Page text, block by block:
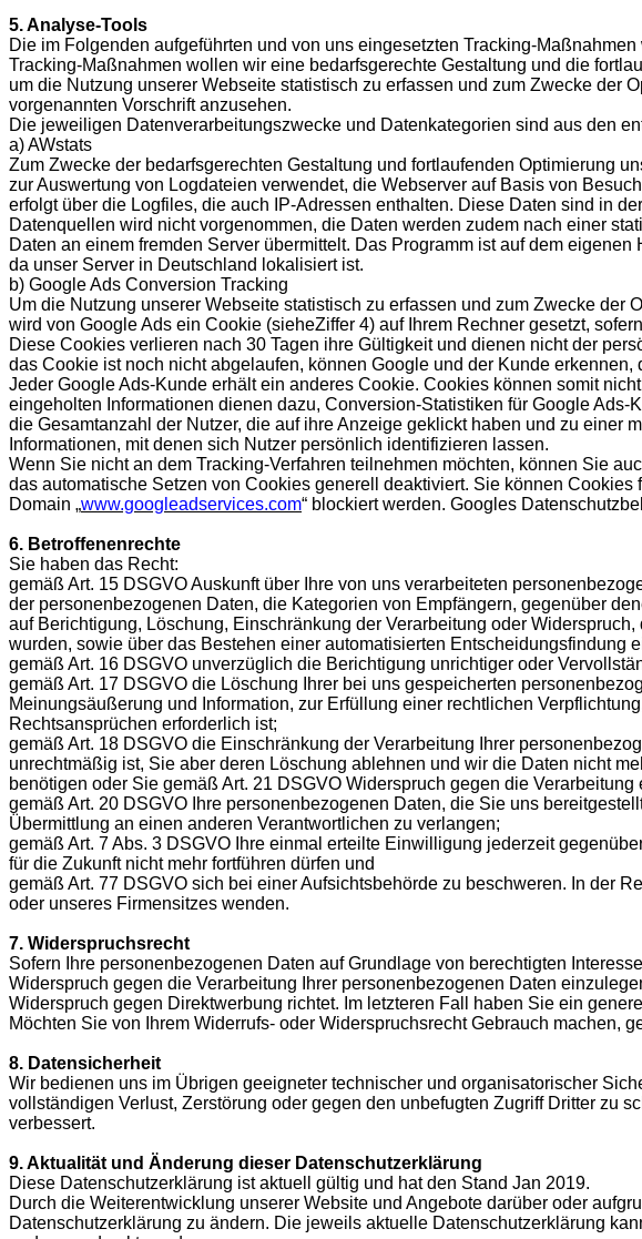
5. Analyse-Tools
Die im Folgenden aufgeführten und von uns eingesetzten Tracking-
Tracking-Maßnahmen wollen wir eine bedarfsgerechte Gestaltung und die
um die Nutzung unserer Webseite statistisch zu erfassen und zum Zwecke der
vorgenannten Vorschrift anzusehen.
Die jeweiligen Datenverarbeitungszwecke und Datenkategorien sind aus den
a) AWstats
Zum Zwecke der bedarfsgerechten Gestaltung und fortlaufenden Optimierung
zur Auswertung von Logdateien verwendet, die Webserver auf Basis von
erfolgt über die Logfiles, die auch IP-Adressen enthalten. Diese Daten sind in
Datenquellen wird nicht vorgenommen, die Daten werden zudem nach einer
Daten an einem fremden Server übermittelt. Das Programm ist auf dem
da unser Server in Deutschland lokalisiert ist.
b) Google Ads Conversion Tracking
Um die Nutzung unserer Webseite statistisch zu erfassen und zum Zwecke
wird von Google Ads ein Cookie (sieheZiffer 4) auf Ihrem Rechner gesetzt,
Diese Cookies verlieren nach 30 Tagen ihre Gültigkeit und dienen nicht der
das Cookie ist noch nicht abgelaufen, können Google und der Kunde
Jeder Google Ads-Kunde erhält ein anderes Cookie. Cookies können somit
eingeholten Informationen dienen dazu, Conversion-Statistiken für Google
die Gesamtanzahl der Nutzer, die auf ihre Anzeige geklickt haben und zu
Informationen, mit denen sich Nutzer persönlich identifizieren lassen.
Wenn Sie nicht an dem Tracking-Verfahren teilnehmen möchten, können Sie
das automatische Setzen von Cookies generell deaktiviert. Sie können
Domain „www.googleadservices.com“ blockiert werden. Googles
6. Betroffenenrechte
Sie haben das Recht:
gemäß Art. 15 DSGVO Auskunft über Ihre von uns verarbeiteten
der personenbezogenen Daten, die Kategorien von Empfängern, gegenüber
auf Berichtigung, Löschung, Einschränkung der Verarbeitung oder
wurden, sowie über das Bestehen einer automatisierten
gemäß Art. 16 DSGVO unverzüglich die Berichtigung unrichtiger oder
gemäß Art. 17 DSGVO die Löschung Ihrer bei uns gespeicherten
Meinungsäußerung und Information, zur Erfüllung einer rechtlichen
Rechtsansprüchen erforderlich ist;
gemäß Art. 18 DSGVO die Einschränkung der Verarbeitung Ihrer
unrechtmäßig ist, Sie aber deren Löschung ablehnen und wir die Daten nicht
benötigen oder Sie gemäß Art. 21 DSGVO Widerspruch gegen die Verarbeitung
gemäß Art. 20 DSGVO Ihre personenbezogenen Daten, die Sie uns
Übermittlung an einen anderen Verantwortlichen zu verlangen;
gemäß Art. 7 Abs. 3 DSGVO Ihre einmal erteilte Einwilligung jederzeit
für die Zukunft nicht mehr fortführen dürfen und
gemäß Art. 77 DSGVO sich bei einer Aufsichtsbehörde zu beschweren. In der
oder unseres Firmensitzes wenden.
7. Widerspruchsrecht
Sofern Ihre personenbezogenen Daten auf Grundlage von berechtigten
Widerspruch gegen die Verarbeitung Ihrer personenbezogenen Daten
Widerspruch gegen Direktwerbung richtet. Im letzteren Fall haben Sie ein
Möchten Sie von Ihrem Widerrufs- oder Widerspruchsrecht Gebrauch machen,
8. Datensicherheit
Wir bedienen uns im Übrigen geeigneter technischer und organisatorischer
vollständigen Verlust, Zerstörung oder gegen den unbefugten Zugriff Dritter zu
verbessert.
9. Aktualität und Änderung dieser Datenschutzerklärung
Diese Datenschutzerklärung ist aktuell gültig und hat den Stand Jan 2019.
Durch die Weiterentwicklung unserer Website und Angebote darüber oder
Datenschutzerklärung zu ändern. Die jeweils aktuelle Datenschutzerklärung